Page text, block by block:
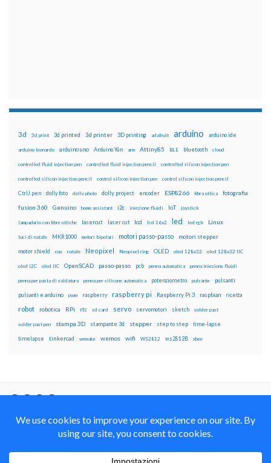
3d 3d print 3d printed 3d printer 3D printing adafruit arduino arduino ide
arduino leonardo arduino uno Arduino Yún arm Attiny85 BLE bluetooth cloud
controlled fluid injection pen controlled fluid injection pencil controlled silicon injection pen
controlled silicon injection pencil control silicon injection pen control silicon injection pencil
CtrlJ pen dolly foto dolly photo dolly project encoder ESP8266 fibra ottica fotografia
fusion 360 Genuino home assistant i2c iniezione fluidi IoT joystick
lampadario con fibre ottiche lasercut laser cut lcd lcd 16x2 led led rgb Linux
luci di natale MKR1000 motori bipolari motori passo-passo motori stepper
motor shield nas natale Neopixel Neopixel ring OLED oled 128x32 oled 128x32 IIC
oled i2C oled IIC OpenSCAD passo-passo pcb penna automatica penna iniezione fluidi
penna per pasta di saldatura penna per silicone automatica potenziometro pulsante pulsanti
pulsanti e arduino pwm raspberry raspberry pi Raspberry Pi 3 raspbian ricetta
robot robotica RPi rtc sd card servo servomotori sketch solder past
solder past pen stampa 3D stampante 3d stepper step to step time-lapse
timelapse tinkercad wemake wemos wifi WS2812 ws2812B xbee
Alike 4.0 International